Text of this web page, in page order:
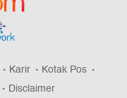
Karir
Kotak Pos
Disclaimer